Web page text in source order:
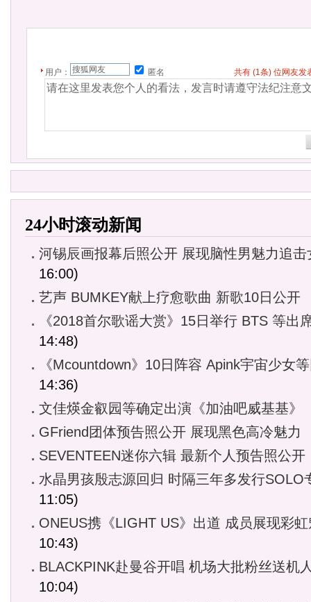
用户： 匿名 共有 (1条) 位网友发
24小时滚动新闻
河锡辰画报幕后照公开 展现脑性男魅力追击
16:00)
艺声 BUMKEY献上疗愈歌曲 新歌10日公开
《2018首尔歌谣大赏》15日举行 BTS 等出
14:48)
《Mcountdown》10日阵容 Apink宇宙少女
14:36)
文佳煐金叡园等确定出演《加油吧威基基》
GFriend团体预告照公开 展现黑色高冷魅力
SEVENTEEN迷你六辑 最新个人预告照公开
水晶男孩殷志源回归 时隔三年多发行SOLO
11:05)
ONEUS携《LIGHT US》出道 成员展现彩
10:43)
BLACKPINK赴曼谷开唱 机场大批粉丝送机
10:04)